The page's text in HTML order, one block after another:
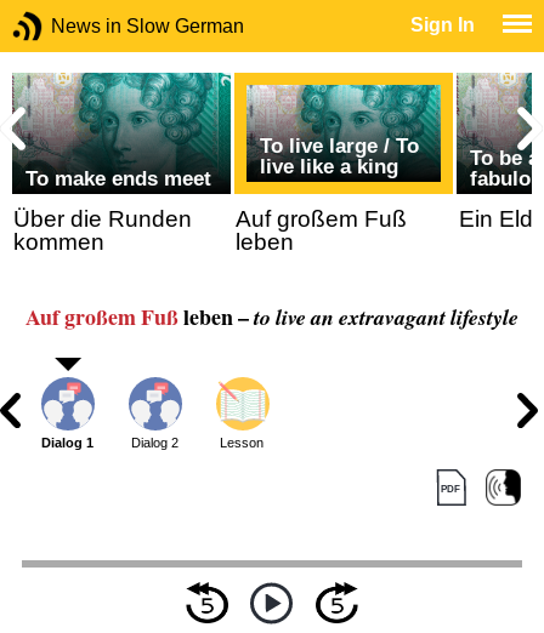
News in Slow German Sign In
To make ends meet
Über die Runden
kommen
To live large / To
live like a king
Auf großem Fuß
leben
To be
Ein
Auf großem Fußleben –to live an extravagant lifestyle
Dialog 1 Dialog 2 Lesson